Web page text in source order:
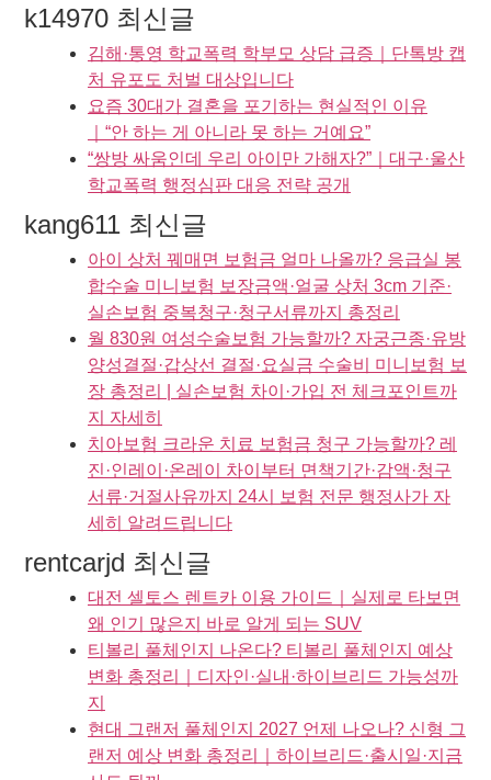
k14970 최신글
김해·통영 학교폭력 학부모 상담 급증｜단톡방 캡
처 유포도 처벌 대상입니다
요즘 30대가 결혼을 포기하는 현실적인 이유
｜“안 하는 게 아니라 못 하는 거예요”
“쌍방 싸움인데 우리 아이만 가해자?”｜대구·울산
학교폭력 행정심판 대응 전략 공개
kang611 최신글
아이 상처 꿰매면 보험금 얼마 나올까? 응급실 봉
합수술 미니보험 보장금액·얼굴 상처 3cm 기준·
실손보험 중복청구·청구서류까지 총정리
월 830원 여성수술보험 가능할까? 자궁근종·유방
양성결절·갑상선 결절·요실금 수술비 미니보험 보
장 총정리 | 실손보험 차이·가입 전 체크포인트까
지 자세히
치아보험 크라운 치료 보험금 청구 가능할까? 레
진·인레이·온레이 차이부터 면책기간·감액·청구
서류·거절사유까지 24시 보험 전문 행정사가 자
세히 알려드립니다
rentcarjd 최신글
대전 셀토스 렌트카 이용 가이드｜실제로 타보면
왜 인기 많은지 바로 알게 되는 SUV
티볼리 풀체인지 나온다? 티볼리 풀체인지 예상
변화 총정리｜디자인·실내·하이브리드 가능성까
지
현대 그랜저 풀체인지 2027 언제 나오나? 신형 그
랜저 예상 변화 총정리｜하이브리드·출시일·지금